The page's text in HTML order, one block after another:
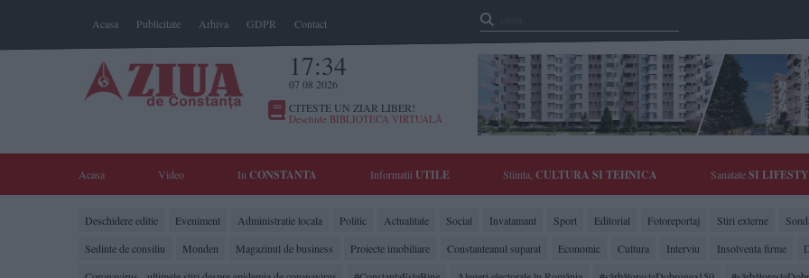
Acasa Publicitate Arhiva GDPR Contact
17:34
07 08 2026
CITESTE UN ZIAR LIBER!
Deschide BIBLIOTECA VIRTUALĂ
Acasa Video In CONSTANTA Informatii UTILE Stiinta, CULTURA SI TEHNICA SanatateSI
Deschidere editie Eveniment Administratie locala Politic Actualitate Social Invatamant Sport Editorial Fotoreportaj Stiri externe
Sedinte de consiliu
Monden Magazinul de business Proiecte imobiliare Constanteanul suparat Economic Cultura Interviu Insolventa firme